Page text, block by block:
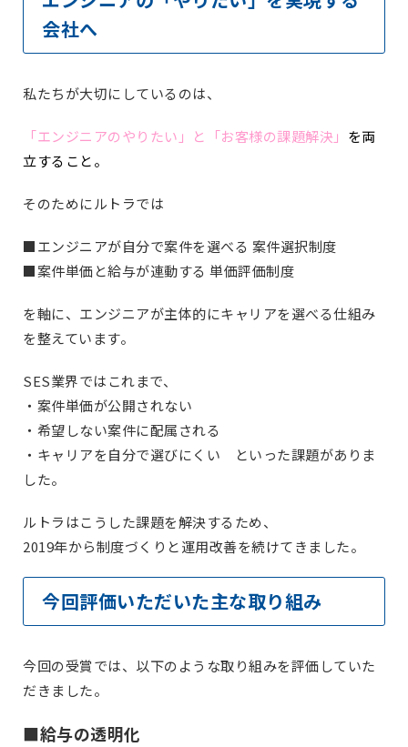
会社へ
私たちが大切にしているのは、
「エンジニアのやりたい」と「お客様の課題解決」 を両
立すること。
そのためにルトラでは
■エンジニアが自分で案件を選べる 案件選択制度
■案件単価と給与が連動する 単価評価制度
を軸に、エンジニアが主体的にキャリアを選べる仕組み
を整えています。
SES業界ではこれまで、
・案件単価が公開されない
・希望しない案件に配属される
・キャリアを自分で選びにくい といった課題がありま
した。
ルトラはこうした課題を解決するため、
2019年から制度づくりと運用改善を続けてきました。
今回評価いただいた主な取り組み
今回の受賞では、以下のような取り組みを評価していた
だきました。
■給与の透明化